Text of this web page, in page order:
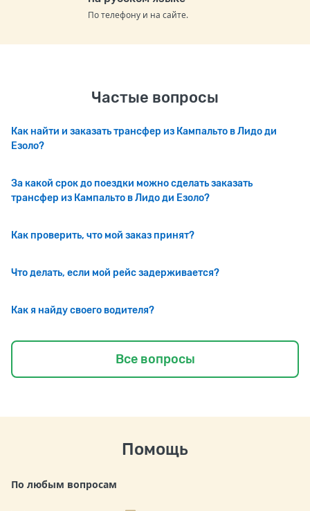
По телефону и на сайте.
Частые вопросы
Как найти и заказать трансфер из Кампальто в Лидо ди
Езоло?
За какой срок до поездки можно сделать заказать
трансфер из Кампальто в Лидо ди Езоло?
Как проверить, что мой заказ принят?
Что делать, если мой рейс задерживается?
Как я найду своего водителя?
Все вопросы
Помощь
По любым вопросам